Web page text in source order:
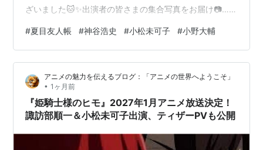
と遊ぼう（宇佐美陽菜）
赤髪の白雪姫（ユジナ・シェナザード）
クラシカロイド（音羽歌苗）
タブー・タトゥー（ブルージィ＝フルージィ）
テイルズ オブ ゼスティリア ザ クロス（ロゼ）
灰と幻想のグリムガル（ユメ）
昭和元禄落語心中 -助六再び篇-（信之助）
ざいました🐱✨出演者の皆さまの集合写真をお届け📷…
(@NatsumeYujincho) 2026年7月18日 小松未可子さんの
SNS#夏目ST2026 ありがとうございました！9年ぶりの
葵と香！小野さんが頼もしく心強かったです🪶🪶生の音
楽はやはり最高ですね…🐥！！ところであのびっくりチ
キンは…一体……
#夏目友人帳 #神谷浩史 #小松未可子 #小野大輔
アニメの魅力を伝えるブログ：「アニメの世界へようこそ」
• 1ヶ月前
『姫騎士様のヒモ』2027年1月アニメ放送決定！
諏訪部順一＆小松未可子出演、ティザーPVも公開